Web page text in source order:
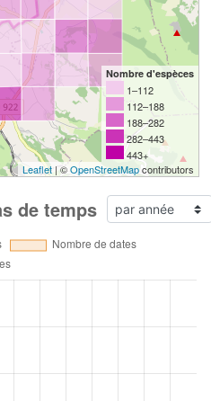
Nombre d'espèces
1–112
112–188
188–282
282–443
443+
Leaflet | ©OpenStreetMapcontributors